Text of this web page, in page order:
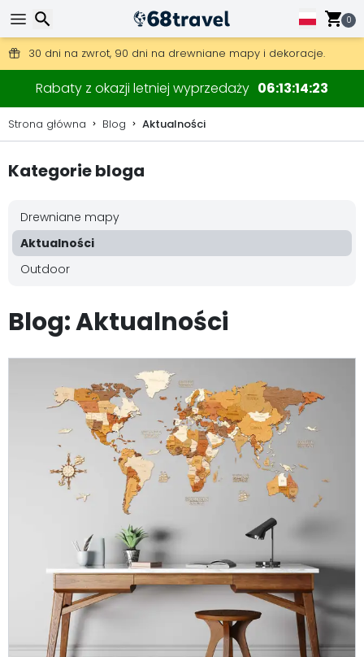
0
Darmowa wysyłka przy zamówieniach powyżej 345 zł.
30 dni na zwrot, 90 dni na drewniane mapy i dekoracje.
Rabaty z okazji letniej wyprzedaży 06 13 14 22
Strona główna Blog Aktualności
Kategorie bloga
Drewniane mapy
Aktualności
Outdoor
Blog: Aktualności
Wyszukaj